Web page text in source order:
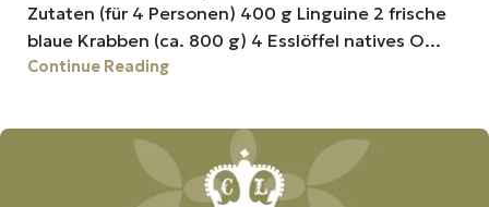
Zutaten (für 4 Personen) 400 g Linguine 2 frische
blaue Krabben (ca. 800 g) 4 Esslöffel natives O...
Continue Reading